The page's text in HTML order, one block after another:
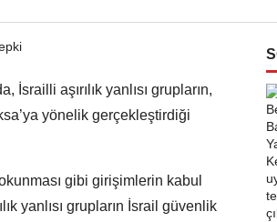
İsrailli aşırılık yanlısı grupların,
yönelik gerçekleştirdiği
gibi girişimlerin kabul
yanlısı grupların İsrail güvenlik